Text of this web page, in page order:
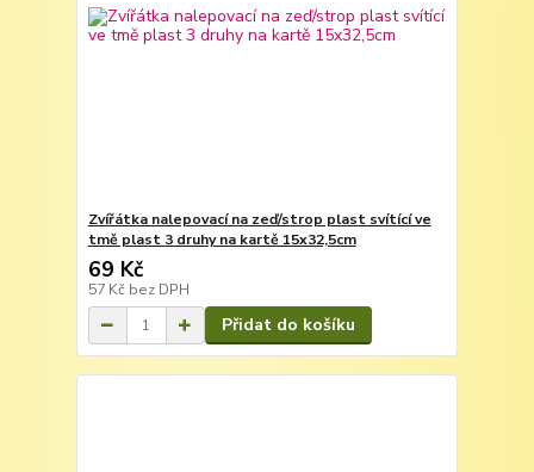
Zvířátka nalepovací na zeď/strop plast svítící ve
tmě plast 3 druhy na kartě 15x32,5cm
69 Kč
57 Kč bez DPH
Přidat do košíku